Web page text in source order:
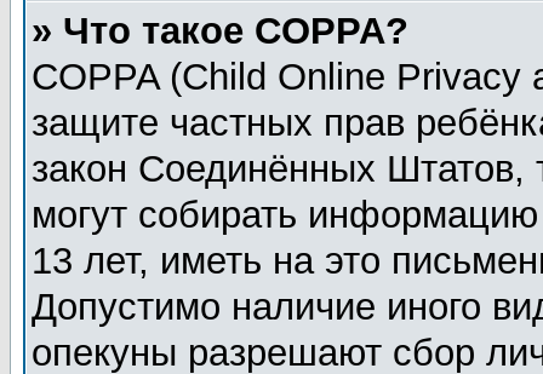
» Что такое COPPA?
COPPA (Child Online Privacy
защите частных прав
закон Соединённых Штатов,
могут собирать
13 лет, иметь на это
Допустимо наличие иного
опекуны разрешают сбор